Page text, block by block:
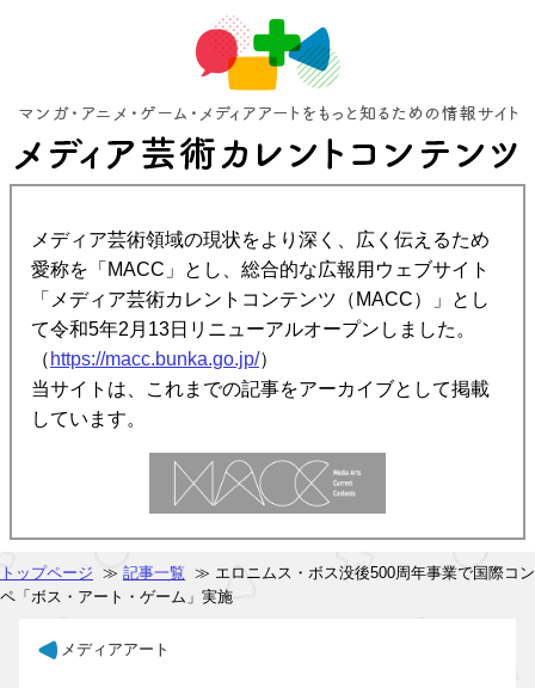
メディア芸術領域の現状をより深く、広く伝えるため
愛称を「MACC」とし、総合的な広報用ウェブサイト
「メディア芸術カレントコンテンツ（MACC）」とし
て令和5年2月13日リニューアルオープンしました。
（ https://macc.bunka.go.jp/）
当サイトは、これまでの記事をアーカイブとして掲載
しています。
トップページ ≫ 記事一覧 ≫ エロニムス・ボス没後500周年事業で国際コン
ペ「ボス・アート・ゲーム」実施
メディアアート